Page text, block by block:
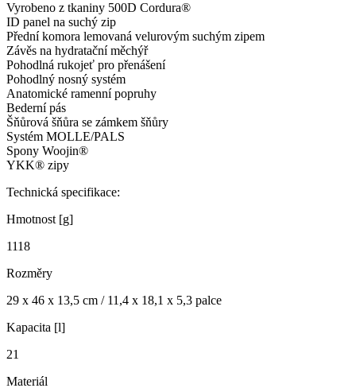
Vyrobeno z tkaniny 500D Cordura®
ID panel na suchý zip
Přední komora lemovaná velurovým suchým zipem
Závěs na hydratační měchýř
Pohodlná rukojeť pro přenášení
Pohodlný nosný systém
Anatomické ramenní popruhy
Bederní pás
Šňůrová šňůra se zámkem šňůry
Systém MOLLE/PALS
Spony Woojin®
YKK® zipy
Technická specifikace:
Hmotnost [g]
1118
Rozměry
29 x 46 x 13,5 cm / 11,4 x 18,1 x 5,3 palce
Kapacita [l]
21
Materiál